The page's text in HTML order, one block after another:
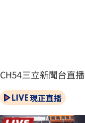
CH54三立新聞台直播
現正直播